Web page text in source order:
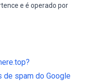
e é operado por
de spam do Google